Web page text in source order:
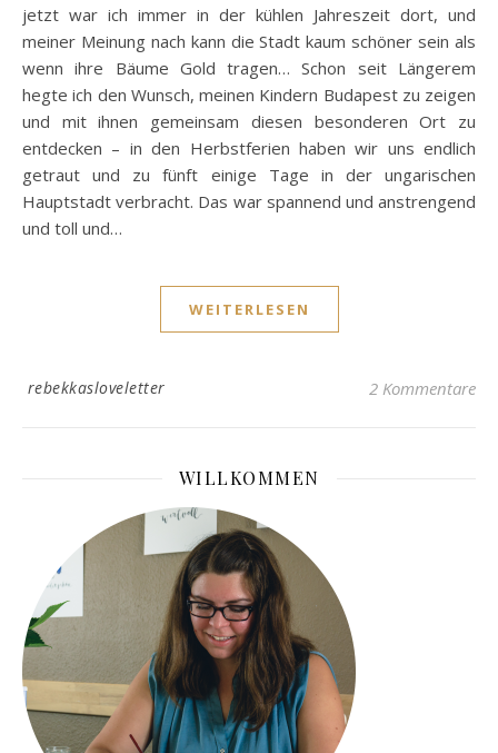
jetzt war ich immer in der kühlen Jahreszeit dort, und
meiner Meinung nach kann die Stadt kaum schöner sein als
wenn ihre Bäume Gold tragen… Schon seit Längerem
hegte ich den Wunsch, meinen Kindern Budapest zu zeigen
und mit ihnen gemeinsam diesen besonderen Ort zu
entdecken – in den Herbstferien haben wir uns endlich
getraut und zu fünft einige Tage in der ungarischen
Hauptstadt verbracht. Das war spannend und anstrengend
und toll und…
WEITERLESEN
rebekkasloveletter 2 Kommentare
WILLKOMMEN